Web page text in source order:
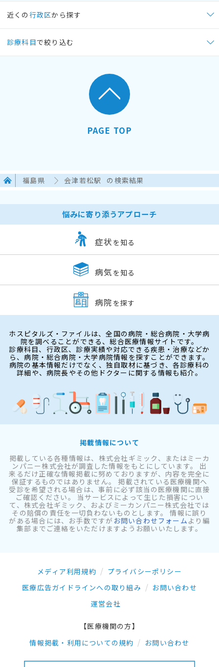
近くの 行政区から探す
診療科目で絞り込む
PAGE TOP
福島県 会津若松駅 の検索結果
悩みに寄り添うアプローチ
症状 を知る
病気 を知る
病院 を探す
ホスピタルズ・ファイルは、全国の病院・総合病院・大学病
院を調べることができる、総合医療情報サイトです。
診療科目、行政区、診療実績や対応できる疾患・治療などか
ら、病院・総合病院・大学病院情報を探すことができます。
病院の基本情報だけでなく、独自取材に基づき、各診療科の
詳細や、病院長やその他ドクターに関する情報も紹介。
掲載情報について
掲載している各種情報は、株式会社ギミック、またはミーカ
ンパニー株式会社が調査した情報をもとにしています。 出
来るだけ正確な情報掲載に努めておりますが、内容を完全に
保証するものではありません。 掲載されている医療機関へ
受診を希望される場合は、事前に必ず該当の医療機関に直接
ご確認ください。 当サービスによって生じた損害につい
て、株式会社ギミック、およびミーカンパニー株式会社では
その賠償の責任を一切負わないものとします。 情報に誤り
がある場合には、お手数ですが お問い合わせフォーム より編
集部までご連絡をいただけますようお願いいたします。
メディア利用規約
プライバシーポリシー
医療広告ガイドラインへの取り組み
お問い合わせ
運営会社
【医療機関の方】
情報掲載・利用についての規約
お問い合わせ